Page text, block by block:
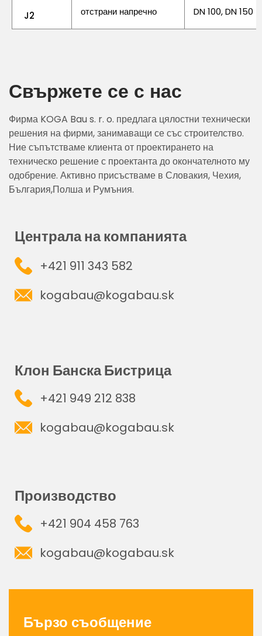
J2 отстрани напречно DN 100, DN 150
Свържете се с нас
Фирма KOGA Bau s. r. o. предлага цялостни технически
решения на фирми, занимаващи се със строителство.
Ние съпътстваме клиента от проектирането на
техническо решение с проектанта до окончателното му
одобрение. Активно присъстваме в Словакия, Чехия,
България,Полша и Румъния.
Централа на компанията
+421 911 343 582
kogabau@kogabau.sk
Клон Банска Бистрица
+421 949 212 838
kogabau@kogabau.sk
Производство
+421 904 458 763
kogabau@kogabau.sk
Бързо съобщение